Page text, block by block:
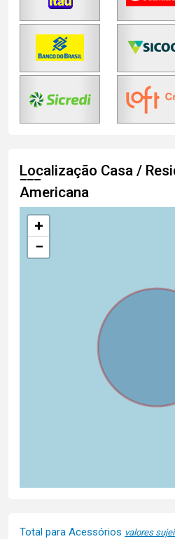
Localização Casa /
Americana
+
−
Total para Acessórios valores